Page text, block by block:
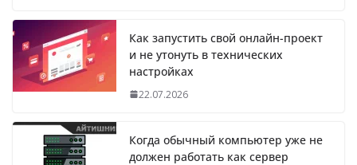
Как запустить свой онлайн-проект
и не утонуть в технических
настройках
22.07.2026
Когда обычный компьютер уже не
должен работать как сервер